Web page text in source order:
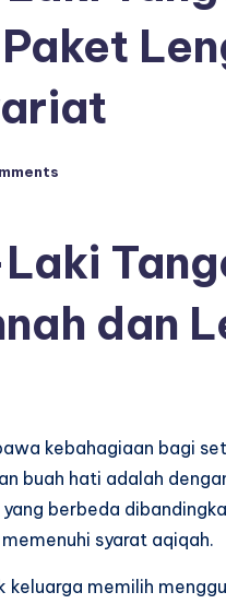
dan
kebahagiaan bagi
buah hati adalah
berbeda
syarat aqiqah.
memilih